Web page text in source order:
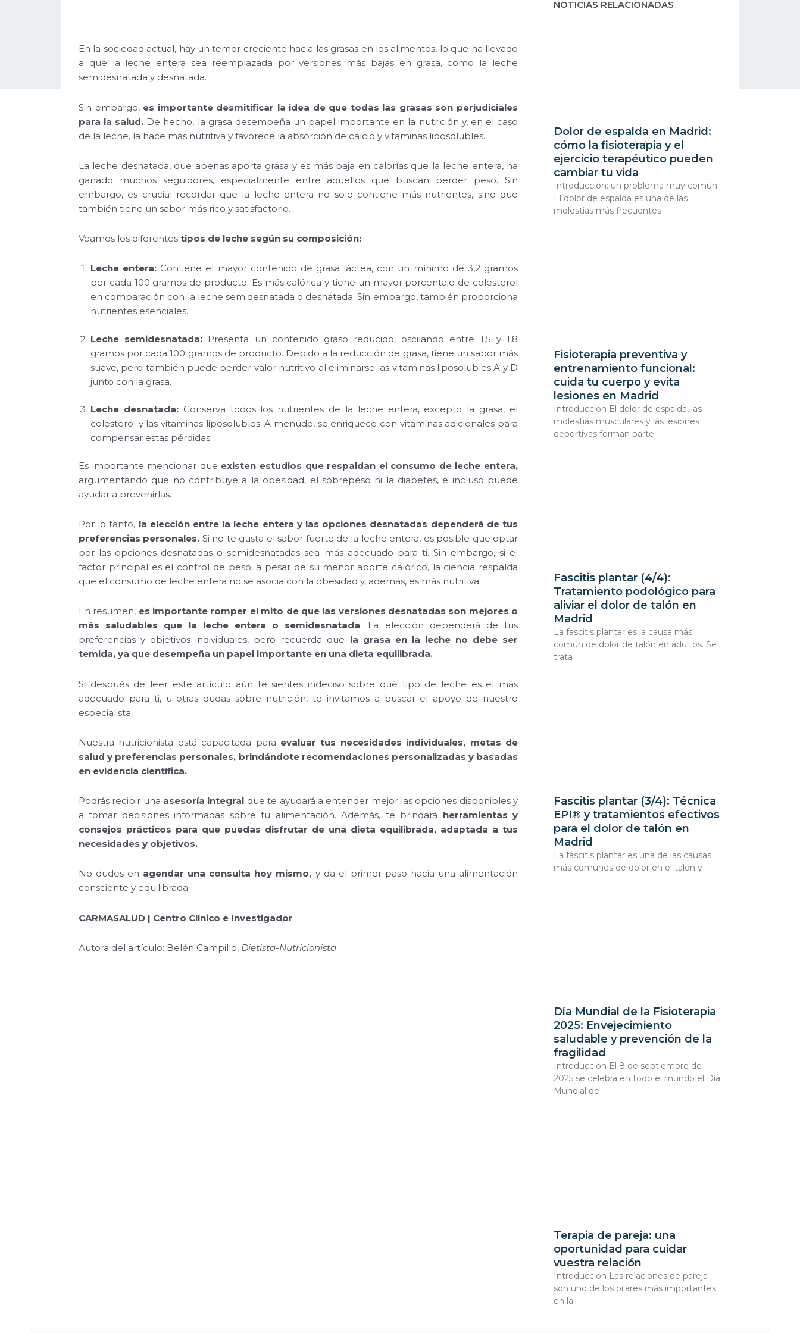
En la sociedad actual, hay un temor creciente hacia las grasas en los alimentos, lo que ha llevado
a que la leche entera sea reemplazada por versiones más bajas en grasa, como la leche
semidesnatada y desnatada.
Sin embargo, es importante desmitificar la idea de que todas las grasas son perjudiciales
para la salud. De hecho, la grasa desempeña un papel importante en la nutrición y, en el caso
de la leche, la hace más nutritiva y favorece la absorción de calcio y vitaminas liposolubles.
La leche desnatada, que apenas aporta grasa y es más baja en calorías que la leche entera, ha
ganado muchos seguidores, especialmente entre aquellos que buscan perder peso. Sin
embargo, es crucial recordar que la leche entera no solo contiene más nutrientes, sino que
también tiene un sabor más rico y satisfactorio.
Veamos los diferentes tipos de leche según su composición:
Leche entera: Contiene el mayor contenido de grasa láctea, con un mínimo de 3,2 gramos
por cada 100 gramos de producto. Es más calórica y tiene un mayor porcentaje de colesterol
en comparación con la leche semidesnatada o desnatada. Sin embargo, también proporciona
nutrientes esenciales.
Leche semidesnatada: Presenta un contenido graso reducido, oscilando entre 1,5 y 1,8
gramos por cada 100 gramos de producto. Debido a la reducción de grasa, tiene un sabor más
suave, pero también puede perder valor nutritivo al eliminarse las vitaminas liposolubles A y D
junto con la grasa.
Leche desnatada: Conserva todos los nutrientes de la leche entera, excepto la grasa, el
colesterol y las vitaminas liposolubles. A menudo, se enriquece con vitaminas adicionales para
compensar estas pérdidas.
Es importante mencionar que existen estudios que respaldan el consumo de leche entera,
argumentando que no contribuye a la obesidad, el sobrepeso ni la diabetes, e incluso puede
ayudar a prevenirlas.
Por lo tanto, la elección entre la leche entera y las opciones desnatadas dependerá de tus
preferencias personales. Si no te gusta el sabor fuerte de la leche entera, es posible que optar
por las opciones desnatadas o semidesnatadas sea más adecuado para ti. Sin embargo, si el
factor principal es el control de peso, a pesar de su menor aporte calórico, la ciencia respalda
que el consumo de leche entera no se asocia con la obesidad y, además, es más nutritiva.
En resumen, es importante romper el mito de que las versiones desnatadas son mejores o
más saludables que la leche entera o semidesnatada. La elección dependerá de tus
preferencias y objetivos individuales, pero recuerda que la grasa en la leche no debe ser
temida, ya que desempeña un papel importante en una dieta equilibrada.
Si después de leer este artículo aún te sientes indeciso sobre qué tipo de leche es el más
adecuado para ti, u otras dudas sobre nutrición, te invitamos a buscar el apoyo de nuestro
especialista.
Nuestra nutricionista está capacitada para evaluar tus necesidades individuales, metas de
salud y preferencias personales, brindándote recomendaciones personalizadas y basadas
en evidencia científica.
Podrás recibir una asesoría integral que te ayudará a entender mejor las opciones disponibles y
a tomar decisiones informadas sobre tu alimentación. Además, te brindará herramientas y
consejos prácticos para que puedas disfrutar de una dieta equilibrada, adaptada a tus
necesidades y objetivos.
No dudes en agendar una consulta hoy mismo, y da el primer paso hacia una alimentación
consciente y equilibrada.
CARMASALUD | Centro Clínico e Investigador
Autora del artículo: Belén Campillo, Dietista-Nutricionista
NOTICIAS RELACIONADAS
Dolor de espalda en Madrid:
cómo la fisioterapia y el
ejercicio terapéutico pueden
cambiar tu vida
Introducción: un problema muy común
El dolor de espalda es una de las
molestias más frecuentes
Fisioterapia preventiva y
entrenamiento funcional:
cuida tu cuerpo y evita
lesiones en Madrid
Introducción El dolor de espalda, las
molestias musculares y las lesiones
deportivas forman parte
Fascitis plantar (4/4):
Tratamiento podológico para
aliviar el dolor de talón en
Madrid
La fascitis plantar es la causa más
común de dolor de talón en adultos. Se
trata
Fascitis plantar (3/4): Técnica
EPI® y tratamientos efectivos
para el dolor de talón en
Madrid
La fascitis plantar es una de las causas
más comunes de dolor en el talón y
Día Mundial de la Fisioterapia
2025: Envejecimiento
saludable y prevención de la
fragilidad
Introducción El 8 de septiembre de
2025 se celebra en todo el mundo el Día
Mundial de
Terapia de pareja: una
oportunidad para cuidar
vuestra relación
Introducción Las relaciones de pareja
son uno de los pilares más importantes
en la